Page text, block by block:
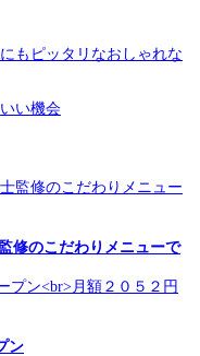
もピッタリなおしゃれな
い機会
修のこだわりメニューで
ン